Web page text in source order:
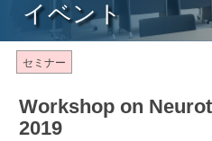
イベント
セミナー
Workshop on
2019